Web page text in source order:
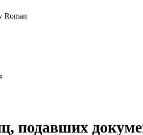
Roman
подавших